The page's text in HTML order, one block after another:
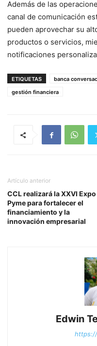
Además de las
canal de comunicación
pueden aprovechar su
productos o servicios,
notificaciones
ETIQUETAS banca
gestión financiera
Artículo anterior
CCL realizará la XXVI Expo
Pyme para fortalecer el
financiamiento y la
innovación empresarial
Edwin